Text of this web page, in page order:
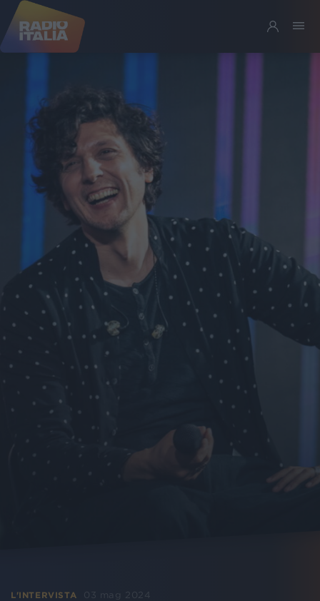
L'INTERVISTA 03 mag 2024